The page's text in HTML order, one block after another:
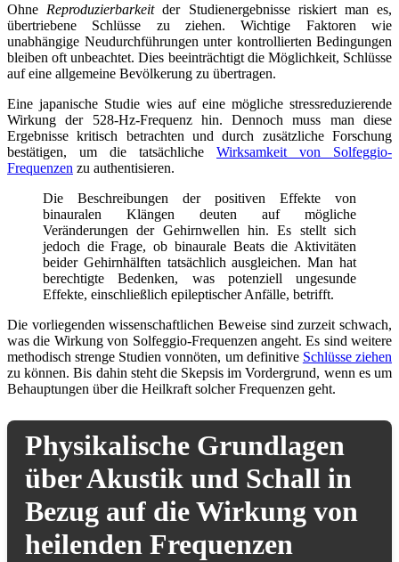
Ohne Reproduzierbarkeitder Studienergebnisse riskiert man es,
übertriebene Schlüsse zu ziehen. Wichtige Faktoren wie
unabhängige Neudurchführungen unter kontrollierten Bedingungen
bleiben oft unbeachtet. Dies beeinträchtigt die Möglichkeit, Schlüsse
auf eine allgemeine Bevölkerung zu übertragen.
Eine japanische Studie wies auf eine mögliche stressreduzierende
Wirkung der 528-Hz-Frequenz hin. Dennoch muss man diese
Ergebnisse kritisch betrachten und durch zusätzliche Forschung
bestätigen, um die tatsächliche Wirksamkeit von Solfeggio-
Frequenzen zu authentisieren.
Die Beschreibungen der positiven Effekte von
binauralen Klängen deuten auf mögliche
Veränderungen der Gehirnwellen hin. Es stellt sich
jedoch die Frage, ob binaurale Beats die Aktivitäten
beider Gehirnhälften tatsächlich ausgleichen. Man hat
berechtigte Bedenken, was potenziell ungesunde
Effekte, einschließlich epileptischer Anfälle, betrifft.
Die vorliegenden wissenschaftlichen Beweise sind zurzeit schwach,
was die Wirkung von Solfeggio-Frequenzen angeht. Es sind weitere
methodisch strenge Studien vonnöten, um definitive Schlüsse ziehen
zu können. Bis dahin steht die Skepsis im Vordergrund, wenn es um
Behauptungen über die Heilkraft solcher Frequenzen geht.
Physikalische Grundlagen
über Akustik und Schall in
Bezug auf die Wirkung von
heilenden Frequenzen